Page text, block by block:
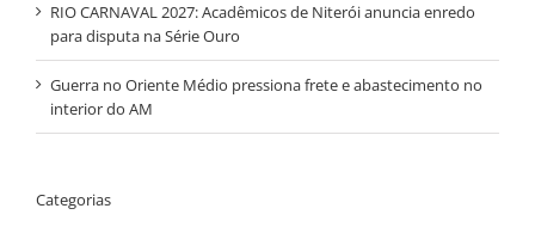
RIO CARNAVAL 2027: Acadêmicos de Niterói anuncia enredo
para disputa na Série Ouro
Guerra no Oriente Médio pressiona frete e abastecimento no
interior do AM
Categorias